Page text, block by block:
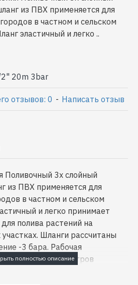
из ПВХ применяется для
в частном и сельском
эластичный и легко ..
2" 20m 3bar
отзывов: 0 - Написать отзыв
Поливочный 3х слойный
из ПВХ применяется для
в частном и сельском
и легко принимает
полива растений на
Шланги рассчитаны
-3 бара. Рабочая
Длина 20 метров